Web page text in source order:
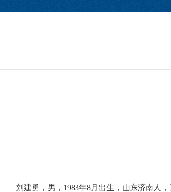
刘建勇，男， 1983年8月出生，山东济南人